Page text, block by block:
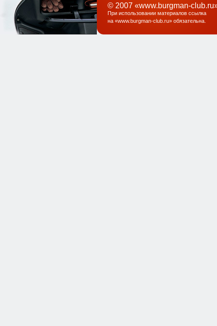
© 2007 «www.burgman-
При использовании материалов ссылка
на «www.burgman-club.ru» обязательна